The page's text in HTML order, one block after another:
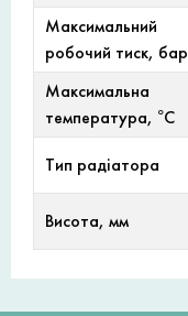
Максимальний
робочий тиск, бар
Максимальна
температура, °С
Тип радіатора
Висота, мм